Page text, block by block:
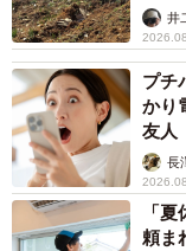
るか
井
プチ
かり
友人
解説長
「
頼ま